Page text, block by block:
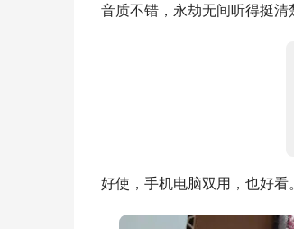
音质不错，永劫无间听得挺清
好使，手机电脑双用，也好